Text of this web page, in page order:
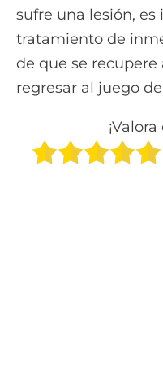
sufre una lesión,
tratamiento de
de que se
regresar al juego